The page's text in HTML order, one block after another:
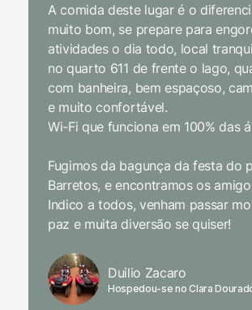
A comida deste lugar é o
muito bom, se prepare para
atividades o dia todo, local
no quarto 611 de frente o lago,
com banheira, bem espaçoso,
e muito confortável.
Wi-Fi que funciona em 100% das
Fugimos da bagunça da festa do
Barretos, e encontramos os
Indico a todos, venham passar
paz e muita diversão se quiser!
Duilio Zacaro
Hospedou-se no Clara